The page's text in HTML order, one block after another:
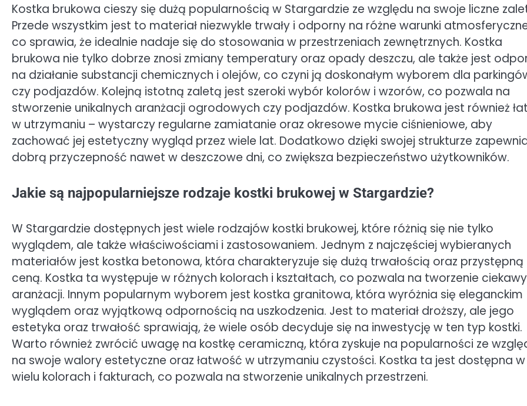
Kostka brukowa cieszy się dużą popularnością w Stargardzie ze względu na swoje liczne
Przede wszystkim jest to materiał niezwykle trwały i odporny na różne warunki
co sprawia, że idealnie nadaje się do stosowania w przestrzeniach zewnętrznych. Kostka
brukowa nie tylko dobrze znosi zmiany temperatury oraz opady deszczu, ale także jest
na działanie substancji chemicznych i olejów, co czyni ją doskonałym wyborem dla
czy podjazdów. Kolejną istotną zaletą jest szeroki wybór kolorów i wzorów, co pozwala na
stworzenie unikalnych aranżacji ogrodowych czy podjazdów. Kostka brukowa jest również
w utrzymaniu – wystarczy regularne zamiatanie oraz okresowe mycie ciśnieniowe, aby
zachować jej estetyczny wygląd przez wiele lat. Dodatkowo dzięki swojej strukturze
dobrą przyczepność nawet w deszczowe dni, co zwiększa bezpieczeństwo użytkowników.
Jakie są najpopularniejsze rodzaje kostki brukowej w Stargardzie?
W Stargardzie dostępnych jest wiele rodzajów kostki brukowej, które różnią się nie tylko
wyglądem, ale także właściwościami i zastosowaniem. Jednym z najczęściej wybieranych
materiałów jest kostka betonowa, która charakteryzuje się dużą trwałością oraz przystępną
ceną. Kostka ta występuje w różnych kolorach i kształtach, co pozwala na tworzenie
aranżacji. Innym popularnym wyborem jest kostka granitowa, która wyróżnia się eleganckim
wyglądem oraz wyjątkową odpornością na uszkodzenia. Jest to materiał droższy, ale jego
estetyka oraz trwałość sprawiają, że wiele osób decyduje się na inwestycję w ten typ kostki.
Warto również zwrócić uwagę na kostkę ceramiczną, która zyskuje na popularności ze
na swoje walory estetyczne oraz łatwość w utrzymaniu czystości. Kostka ta jest dostępna w
wielu kolorach i fakturach, co pozwala na stworzenie unikalnych przestrzeni.